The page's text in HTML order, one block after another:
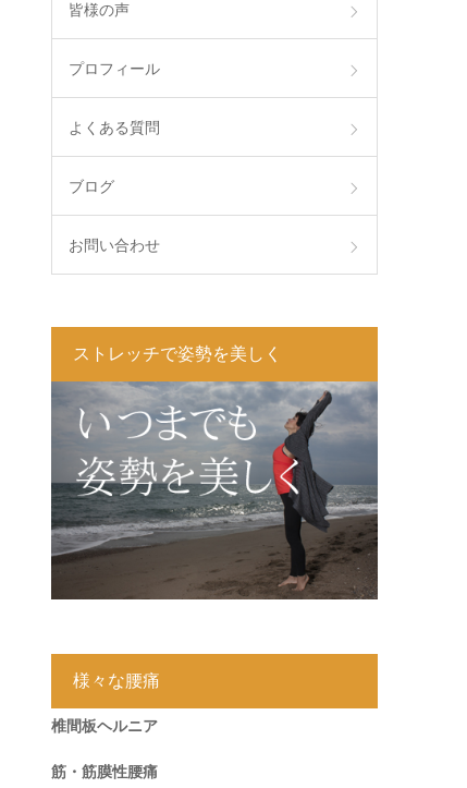
皆様の声
プロフィール
よくある質問
ブログ
お問い合わせ
ストレッチで姿勢を美しく
様々な腰痛
椎間板ヘルニア
筋・筋膜性腰痛